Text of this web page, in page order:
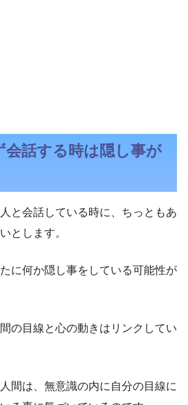
会話する時は隠し事が
と会話している時に、ちっともあ
とします。
に何か隠し事をしている可能性が
の目線と心の動きはリンクしてい
間は、無意識の内に自分の目線に